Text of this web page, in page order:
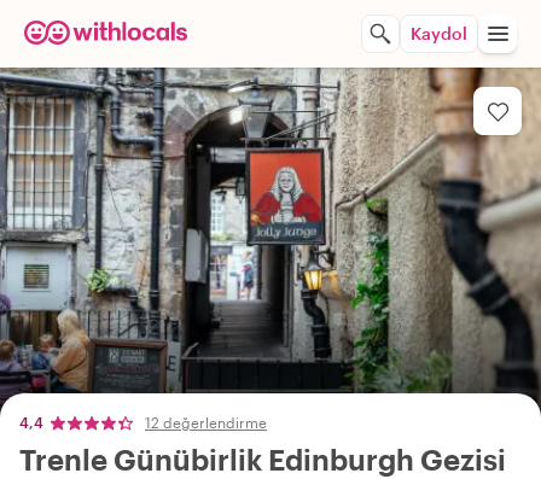
Kaydol
4,4 12 değerlendirme
Trenle Günübirlik Edinburgh Gezisi